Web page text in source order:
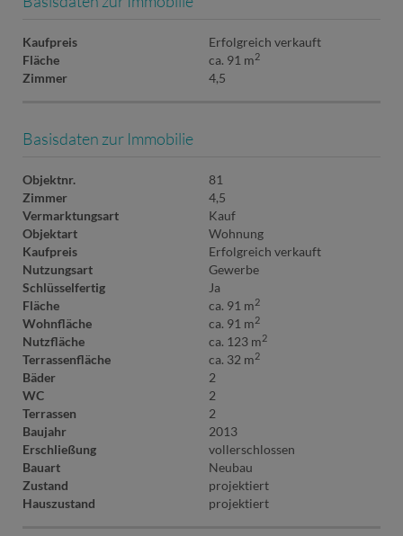
Kaufpreis
Erfolgreich verkauft
Fläche
ca. 91 m2
Zimmer 4,5
Basisdaten zur Immobilie
Objektnr.
81
Zimmer
4,5
Vermarktungsart
Kauf
Objektart
Wohnung
Kaufpreis
Erfolgreich verkauft
Nutzungsart
Gewerbe
Schlüsselfertig
Ja
Fläche
ca. 91 m2
Wohnfläche ca. 91 m2
Nutzfläche ca. 123 m2
Terrassenfläche ca. 32 m2
Bäder
2
WC
2
Terrassen
2
Baujahr
2013
Erschließung
vollerschlossen
Bauart
Neubau
Zustand
projektiert
Hauszustand
projektiert